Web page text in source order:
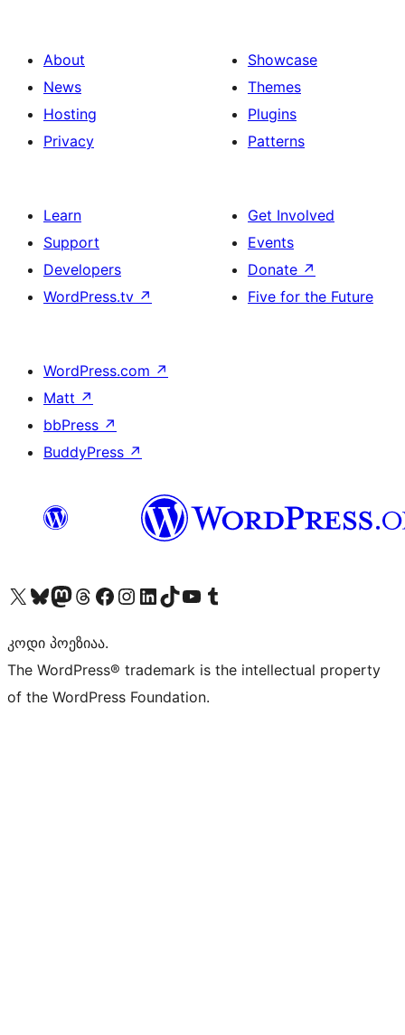
About
News
Hosting
Privacy
Showcase
Themes
Plugins
Patterns
Learn
Support
Developers
WordPress.tv ↗
Get Involved
Events
Donate ↗
Five for the Future
WordPress.com ↗
Matt ↗
bbPress ↗
BuddyPress ↗
Visit our X (formerly Twitter) account
Visit our Bluesky account
Visit our Mastodon account
Visit our Threads account
Visit our Facebook page
Visit our Instagram account
Visit our LinkedIn account
Visit our TikTok account
Visit our YouTube channel
Visit our Tumblr account
კოდი პოეზიაა.
The WordPress® trademark is the intellectual property
of the WordPress Foundation.